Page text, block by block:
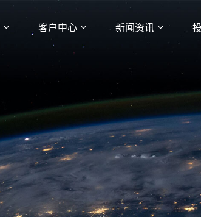
客户中心 新闻资讯